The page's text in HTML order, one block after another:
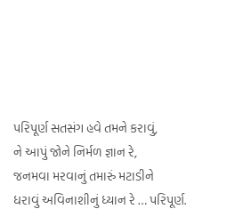
પરિપૂર્ણ સતસંગ હવે તમને કરાવું,
ને આપું જોને નિર્મળ જ્ઞાન રે,
જનમવા મરવાનું તમારું મટાડીને
ધરાવું અવિનાશીનું ધ્યાન રે … પરિપૂર્ણ.